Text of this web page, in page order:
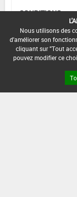
CONDITIONS :
Raisin de table:
DATE
14/11/2014
Nous utilisons des
d'améliorer son
cliquant sur "Tout
pouvez modifier ce